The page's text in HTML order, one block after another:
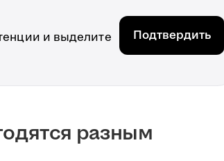
и выделите
Подтвердить
разным